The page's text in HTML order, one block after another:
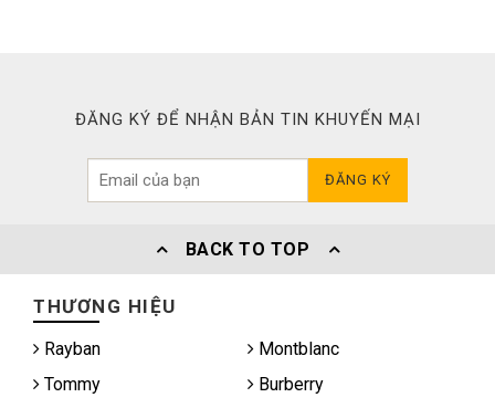
ĐĂNG KÝ ĐỂ NHẬN BẢN TIN KHUYẾN MẠI
ĐĂNG KÝ
BACK TO TOP
THƯƠNG HIỆU
Rayban
Montblanc
Tommy
Burberry